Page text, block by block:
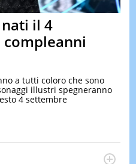
&
TEST
DI
DI
IERI
il 4
a tutti coloro che sono
illustri spegneranno
4 settembre